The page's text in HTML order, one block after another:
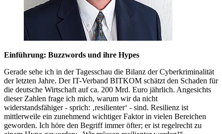
Einführung: Buzzwords und ihre Hypes
Gerade sehe ich in der Tagesschau die Bilanz der Cyberkriminalität
der letzten Jahre. Der IT-Verband BITKOM schätzt den Schaden für
die deutsche Wirtschaft auf ca. 200 Mrd. Euro jährlich. Angesichts
dieser Zahlen frage ich mich, warum wir da nicht
widerstandsfähiger - sprich: ‚resilienter‘ - sind. Resilienz ist
mittlerweile ein zunehmend wichtiger Faktor in vielen Bereichen
geworden. Ich höre den Begriff immer öfter; er ist regelrecht zu